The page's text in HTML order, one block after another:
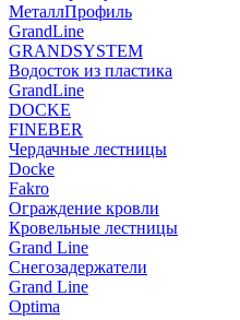
МеталлПрофиль
GrandLine
GRANDSYSTEM
Водосток из пластика
GrandLine
DOCKE
FINEBER
Чердачные лестницы
Docke
Fakro
Ограждение кровли
Кровельные лестницы
Grand Line
Снегозадержатели
Grand Line
Optima